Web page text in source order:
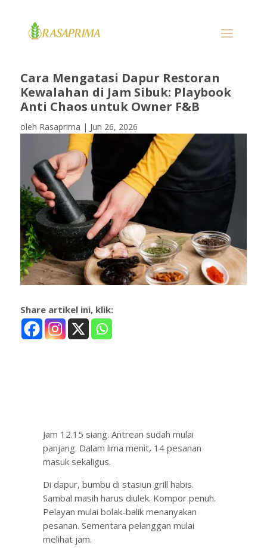
Cara Mengatasi Dapur Restoran
Kewalahan di Jam Sibuk: Playbook
Anti Chaos untuk Owner F&B
oleh Rasaprima | Jun 26, 2026
Share artikel ini, klik:
Jam 12.15 siang. Antrean sudah mulai
panjang. Dalam lima menit, 14 pesanan
masuk sekaligus.
Di dapur, bumbu di stasiun grill habis.
Sambal masih harus diulek. Kompor penuh.
Pelayan mulai bolak-balik menanyakan
pesanan. Sementara pelanggan mulai
melihat jam.